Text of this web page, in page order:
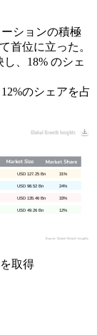
ションの積極
首位に立った。
、18% のシェ
のシェアを占
12%
USD 49.26 Bn
33%
USD 135.46 Bn
24%
USD 98.52 Bn
31%
USD 127.25 Bn
取得